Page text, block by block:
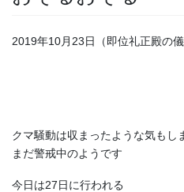
2019年10月23日（即位礼正殿の
クマ騒動は収まったような気もし
まだ警戒中のようです
今日は27日に行われる